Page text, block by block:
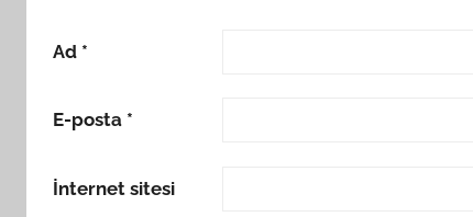
Ad *
E-posta *
İnternet sitesi